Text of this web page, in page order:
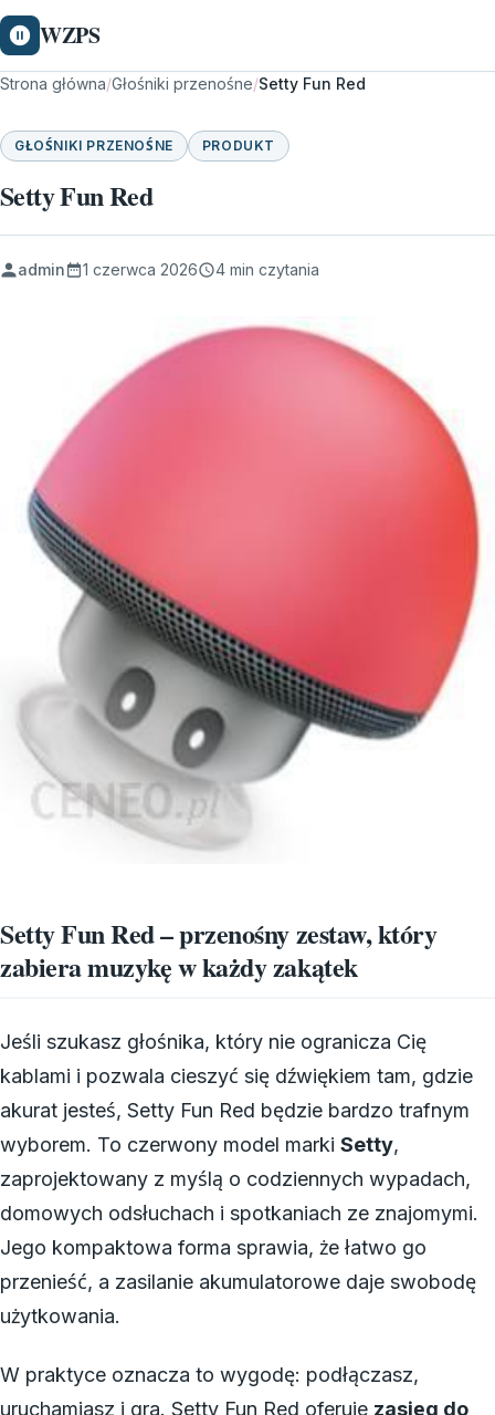
WZPS
Strona główna/Głośniki przenośne/Setty Fun Red
GŁOŚNIKI PRZENOŚNE PRODUKT
Setty Fun Red
admin 1 czerwca 2026 4 min czytania
Setty Fun Red – przenośny zestaw, który
zabiera muzykę w każdy zakątek
Jeśli szukasz głośnika, który nie ogranicza Cię
kablami i pozwala cieszyć się dźwiękiem tam, gdzie
akurat jesteś, Setty Fun Red będzie bardzo trafnym
wyborem. To czerwony model marki Setty,
zaprojektowany z myślą o codziennych wypadach,
domowych odsłuchach i spotkaniach ze znajomymi.
Jego kompaktowa forma sprawia, że łatwo go
przenieść, a zasilanie akumulatorowe daje swobodę
użytkowania.
W praktyce oznacza to wygodę: podłączasz,
uruchamiasz i gra. Setty Fun Red oferuje zasięg do